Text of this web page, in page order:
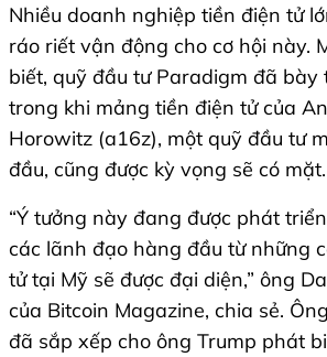
Nhiều doanh nghiệp tiền điện tử
ráo riết vận động cho cơ hội này.
biết, quỹ đầu tư Paradigm đã bày
trong khi mảng tiền điện tử của
Horowitz (a16z), một quỹ đầu tư
đầu, cũng được kỳ vọng sẽ có mặt.
“Ý tưởng này đang được phát
các lãnh đạo hàng đầu từ những
tử tại Mỹ sẽ được đại diện,” ông
của Bitcoin Magazine, chia sẻ.
đã sắp xếp cho ông Trump phát